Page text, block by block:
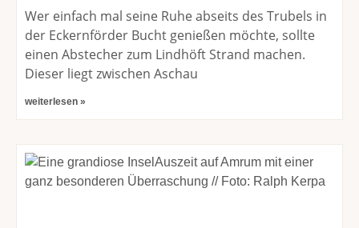
Wer einfach mal seine Ruhe abseits des Trubels in
der Eckernförder Bucht genießen möchte, sollte
einen Abstecher zum Lindhöft Strand machen.
Dieser liegt zwischen Aschau
weiterlesen »